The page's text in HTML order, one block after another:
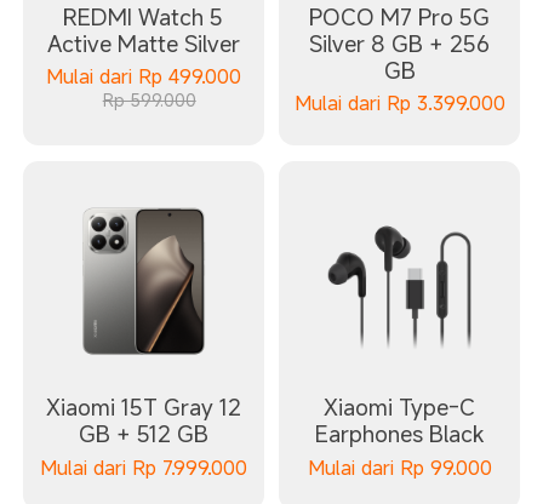
REDMI Watch 5
Active Matte Silver
Mulai dari Rp 499.000
Rp 599.000
POCO M7 Pro 5G
Silver 8 GB + 256
GB
Mulai dari Rp 3.399.000
Xiaomi 15T Gray 12
GB + 512 GB
Mulai dari Rp 7.999.000
Xiaomi Type-C
Earphones Black
Mulai dari Rp 99.000